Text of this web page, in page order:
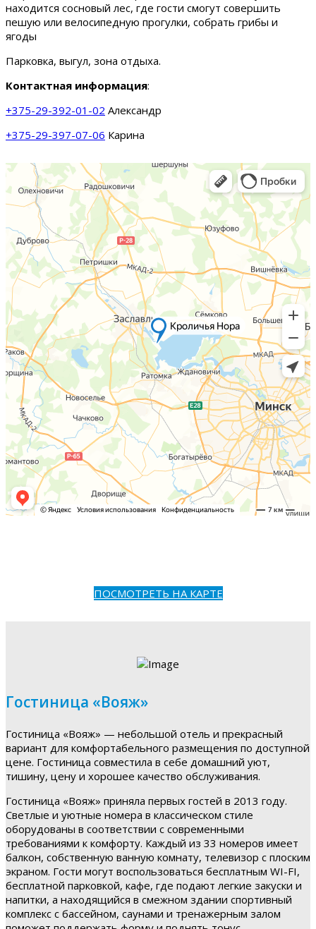
находится сосновый лес, где гости смогут совершить
пешую или велосипедную прогулки, собрать грибы и
ягоды
Парковка, выгул, зона отдыха.
Контактная информация:
+375-29-392-01-02 Александр
+375-29-397-07-06 Карина
ПОСМОТРЕТЬ НА КАРТЕ
Гостиница «Вояж»
Гостиница «Вояж» — небольшой отель и прекрасный
вариант для комфортабельного размещения по доступной
цене. Гостиница совместила в себе домашний уют,
тишину, цену и хорошее качество обслуживания.
Гостиница «Вояж» приняла первых гостей в 2013 году.
Светлые и уютные номера в классическом стиле
оборудованы в соответствии с современными
требованиями к комфорту. Каждый из 33 номеров имеет
балкон, собственную ванную комнату, телевизор с плоским
экраном. Гости могут воспользоваться бесплатным WI-FI,
бесплатной парковкой, кафе, где подают легкие закуски и
напитки, а находящийся в смежном здании спортивный
комплекс с бассейном, саунами и тренажерным залом